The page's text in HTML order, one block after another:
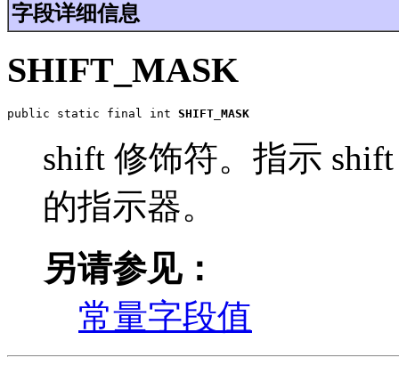
字段详细信息
SHIFT_MASK
public static final int SHIFT_MASK
shift 修饰符。指示
的指示器。
另请参见：
常量字段值